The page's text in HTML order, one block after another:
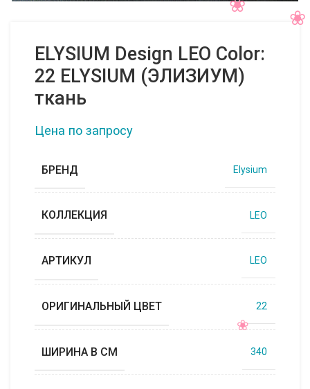
ELYSIUM Design LEO Color:
22 ELYSIUM (ЭЛИЗИУМ)
ткань
Цена по запросу
БРЕНД Elysium
КОЛЛЕКЦИЯ LEO
АРТИКУЛ LEO
ОРИГИНАЛЬНЫЙ ЦВЕТ 22
ШИРИНА В СМ 340